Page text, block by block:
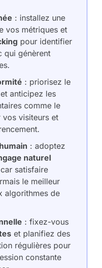
: installez une
vos métriques et
pour identifier
qui génèrent
: priorisez le
et anticipez les
comme le
vos visiteurs et
: adoptez
naturel
satisfaire
le meilleur
algorithmes de
: fixez-vous
et planifiez des
régulières pour
constante